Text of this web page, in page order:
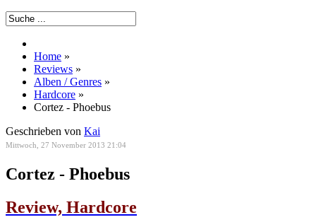
Home »
Reviews »
Alben / Genres »
Hardcore »
Cortez - Phoebus
Geschrieben von Kai
Mittwoch, 27 November 2013 21:04
Cortez - Phoebus
Review, Hardcore